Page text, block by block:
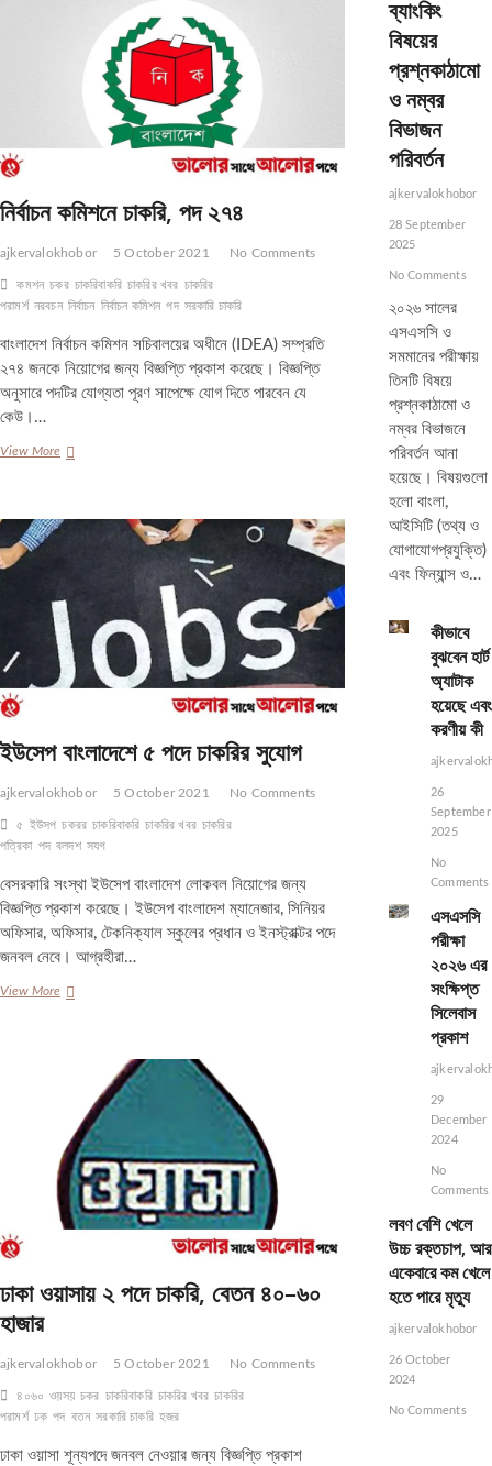
নির্বাচন কমিশনে চাকরি, পদ ২৭৪
ajkervalokhobor 5 October 2021 No Comments
কমশন চকর চাকরিবাকরি চাকরির খবর চাকরির
পরামর্শ নরবচন নির্বাচন নির্বাচন কমিশন পদ সরকারি চাকরি
বাংলাদেশ নির্বাচন কমিশন সচিবালয়ের অধীনে (IDEA) সম্প্রতি
২৭৪ জনকে নিয়োগের জন্য বিজ্ঞপ্তি প্রকাশ করেছে। বিজ্ঞপ্তি
অনুসারে পদটির যোগ্যতা পূরণ সাপেক্ষে যোগ দিতে পারবেন যে
কেউ।…
View Moreনির্বাচন
২৭৪
ইউসেপ বাংলাদেশে ৫ পদে চাকরির সুযোগ
ajkervalokhobor 5 October 2021 No Comments
৫ ইউসপ চকরর চাকরিবাকরি চাকরির খবর চাকরির
পত্রিকা পদ বলদশ সযগ
বেসরকারি সংস্থা ইউসেপ বাংলাদেশ লোকবল নিয়োগের জন্য
বিজ্ঞপ্তি প্রকাশ করেছে। ইউসেপ বাংলাদেশ ম্যানেজার, সিনিয়র
অফিসার, অফিসার, টেকনিক্যাল স্কুলের প্রধান ও ইনস্ট্রাক্টর পদে
জনবল নেবে। আগ্রহীরা…
View Moreইউসেপ
ঢাকা ওয়াসায় ২ পদে চাকরি, বেতন ৪০–৬০
হাজার
ajkervalokhobor 5 October 2021 No Comments
৪০৬০ ওয়সয় চকর চাকরিবাকরি চাকরির খবর চাকরির
পরামর্শ ঢক পদ বতন সরকারি চাকরি হজর
ঢাকা ওয়াসা শূন্যপদে জনবল নেওয়ার জন্য বিজ্ঞপ্তি প্রকাশ
ব্যাংকিং
বিষয়ের
প্রশ্নকাঠামো
ও নম্বর
বিভাজন
পরিবর্তন
ajkervalokhobor
28 September
2025
No Comments
২০২৬ সালের
এসএসসি ও
সমমানের পরীক্ষায়
তিনটি বিষয়ে
প্রশ্নকাঠামো ও
নম্বর বিভাজনে
পরিবর্তন আনা
হয়েছে। বিষয়গুলো
হলো বাংলা,
আইসিটি (তথ্য ও
যোগাযোগপ্রযুক্তি)
এবং ফিন্যান্স ও…
কীভাবে
বুঝবেন হার্ট
অ্যাটাক
হয়েছে এবং
করণীয় কী
26
September
2025
No
Comments
এসএসসি
পরীক্ষা
২০২৬ এর
সংক্ষিপ্ত
সিলেবাস
প্রকাশ
29
December
2024
No
Comments
লবণ বেশি খেলে
উচ্চ রক্তচাপ, আর
একেবারে কম খেলে
হতে পারে মৃত্যু
ajkervalokhobor
26 October
2024
No Comments